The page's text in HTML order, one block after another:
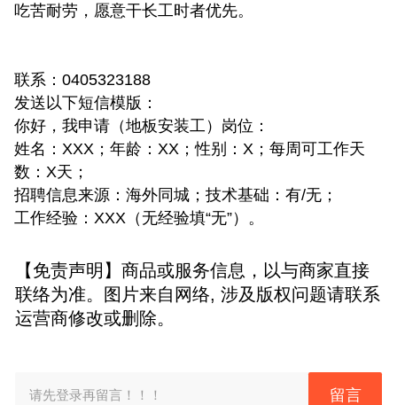
吃苦耐劳，愿意干长工时者优先。
联系：0405323188
发送以下短信模版：
你好，我申请（地板安装工）岗位：
姓名：XXX；年龄：XX；性别：X；每周可工作天
数：X天；
招聘信息来源：海外同城；技术基础：有/无；
工作经验：XXX（无经验填“无”）。
【免责声明】商品或服务信息，以与商家直接
联络为准。图片来自网络, 涉及版权问题请联系
运营商修改或删除。
请先登录再留言！！！ 留言